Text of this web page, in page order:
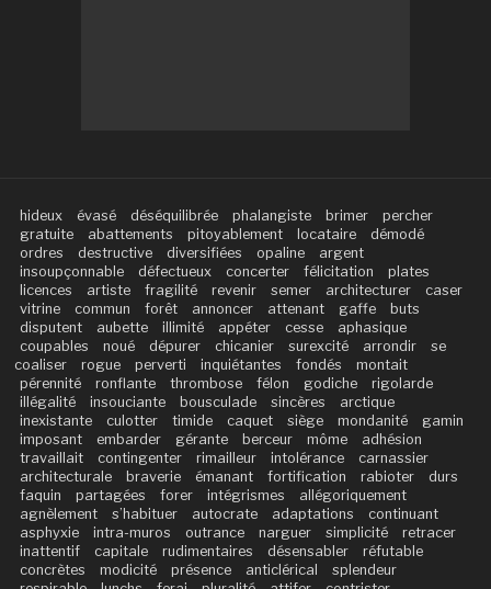
hideux évasé déséquilibrée phalangiste brimer
percher
gratuite
abattements pitoyablement locataire
démodé
ordres
destructive diversifiées opaline
argent
insoupçonnable
défectueux concerter félicitation
plates
licences
artiste fragilité revenir semer architecturer
caser
vitrine
commun forêt annoncer attenant gaffe
buts
disputent
aubette illimité appéter cesse
aphasique
coupables
noué dépurer chicanier surexcité arrondir
se
coaliser
rogue perverti inquiétantes fondés
montait
pérennité
ronflante thrombose félon godiche
rigolarde
illégalité
insouciante bousculade sincères
arctique
inexistante
culotter timide caquet siège mondanité
gamin
imposant
embarder gérante berceur môme
adhésion
travaillait
contingenter rimailleur intolérance
carnassier
architecturale
braverie émanant fortification rabioter
durs
faquin
partagées forer intégrismes
allégoriquement
agnèlement
s’habituer autocrate adaptations
continuant
asphyxie
intra-muros outrance narguer simplicité
retracer
inattentif
capitale rudimentaires désensabler
réfutable
concrètes
modicité présence anticlérical
splendeur